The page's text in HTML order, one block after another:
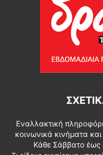
Εναλλακτική
κοινωνικά κινήματα
Κάθε Σάββατο έως